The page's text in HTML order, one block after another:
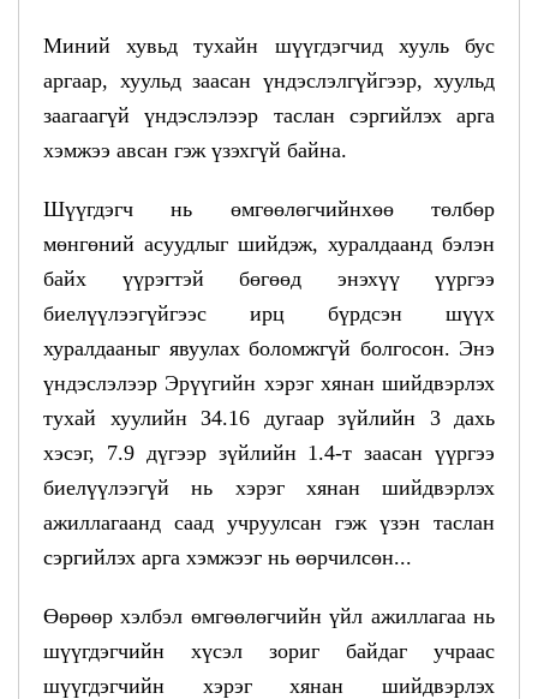
Миний хувьд тухайн шүүгдэгчид хууль бус
аргаар, хуульд заасан үндэслэлгүйгээр, хуульд
заагаагүй үндэслэлээр таслан сэргийлэх арга
хэмжээ авсан гэж үзэхгүй байна.
Шүүгдэгч нь өмгөөлөгчийнхөө төлбөр
мөнгөний асуудлыг шийдэж, хуралдаанд бэлэн
байх үүрэгтэй бөгөөд энэхүү үүргээ
биелүүлээгүйгээс ирц бүрдсэн шүүх
хуралдааныг явуулах боломжгүй болгосон. Энэ
үндэслэлээр Эрүүгийн хэрэг хянан шийдвэрлэх
тухай хуулийн 34.16 дугаар зүйлийн 3 дахь
хэсэг, 7.9 дүгээр зүйлийн 1.4-т заасан үүргээ
биелүүлээгүй нь хэрэг хянан шийдвэрлэх
ажиллагаанд саад учруулсан гэж үзэн таслан
сэргийлэх арга хэмжээг нь өөрчилсөн...
Өөрөөр хэлбэл өмгөөлөгчийн үйл ажиллагаа нь
шүүгдэгчийн хүсэл зориг байдаг учраас
шүүгдэгчийн хэрэг хянан шийдвэрлэх